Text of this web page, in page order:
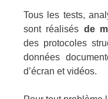
Tous les tests,
sont réalisés de
des protocoles
données
d’écran et vidéos.